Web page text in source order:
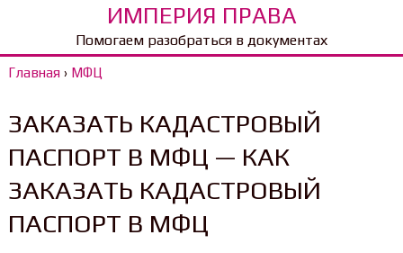
ИМПЕРИЯ ПРАВА
Помогаем разобраться в документах
Главная› МФЦ
ЗАКАЗАТЬ КАДАСТРОВЫЙ
ПАСПОРТ В МФЦ — КАК
ЗАКАЗАТЬ КАДАСТРОВЫЙ
ПАСПОРТ В МФЦ